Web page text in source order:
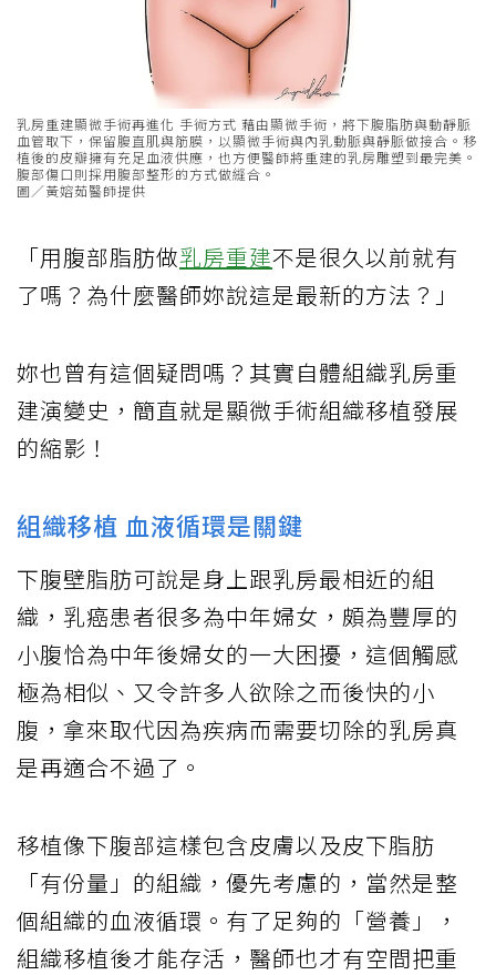
乳房重建顯微手術再進化 手術方式 藉由顯微手術，將下腹脂肪與動靜脈
血管取下，保留腹直肌與筋膜，以顯微手術與內乳動脈與靜脈做接合。移
植後的皮瓣擁有充足血液供應，也方便醫師將重建的乳房雕塑到最完美。
腹部傷口則採用腹部整形的方式做縫合。
圖／黃嫆茹醫師提供
「用腹部脂肪做乳房重建不是很久以前就有
了嗎？為什麼醫師妳說這是最新的方法？」
妳也曾有這個疑問嗎？其實自體組織乳房重
建演變史，簡直就是顯微手術組織移植發展
的縮影！
組織移植 血液循環是關鍵
下腹壁脂肪可說是身上跟乳房最相近的組
織，乳癌患者很多為中年婦女，頗為豐厚的
小腹恰為中年後婦女的一大困擾，這個觸感
極為相似、又令許多人欲除之而後快的小
腹，拿來取代因為疾病而需要切除的乳房真
是再適合不過了。
移植像下腹部這樣包含皮膚以及皮下脂肪
「有份量」的組織，優先考慮的，當然是整
個組織的血液循環。有了足夠的「營養」，
組織移植後才能存活，醫師也才有空間把重